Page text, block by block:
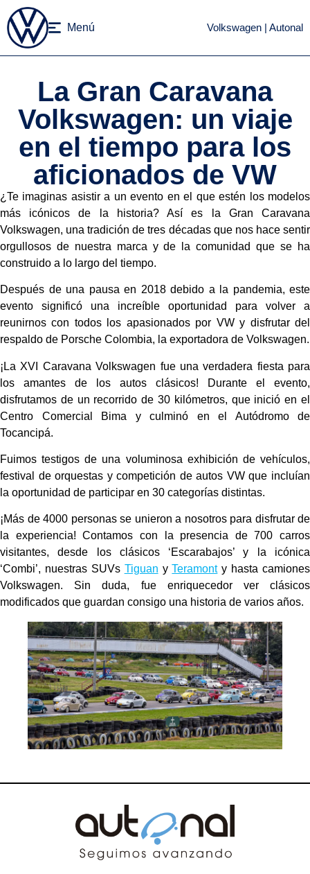
Menú Volkswagen | Autonal
Inicio
La Gran Caravana Volkswagen: un viaje en el tiempo para los
aficionados de VW
La Gran Caravana
Volkswagen: un viaje
en el tiempo para los
aficionados de VW
¿Te imaginas asistir a un evento en el que estén los modelos
más icónicos de la historia? Así es la Gran Caravana
Volkswagen, una tradición de tres décadas que nos hace sentir
orgullosos de nuestra marca y de la comunidad que se ha
construido a lo largo del tiempo.
Después de una pausa en 2018 debido a la pandemia, este
evento significó una increíble oportunidad para volver a
reunirnos con todos los apasionados por VW y disfrutar del
respaldo de Porsche Colombia, la exportadora de Volkswagen.
¡La XVI Caravana Volkswagen fue una verdadera fiesta para
los amantes de los autos clásicos! Durante el evento,
disfrutamos de un recorrido de 30 kilómetros, que inició en el
Centro Comercial Bima y culminó en el Autódromo de
Tocancipá.
Fuimos testigos de una voluminosa exhibición de vehículos,
festival de orquestas y competición de autos VW que incluían
la oportunidad de participar en 30 categorías distintas.
¡Más de 4000 personas se unieron a nosotros para disfrutar de
la experiencia! Contamos con la presencia de 700 carros
visitantes, desde los clásicos ‘Escarabajos’ y la icónica
‘Combi’, nuestras SUVs Tiguan yTeramonty hasta camiones
Volkswagen. Sin duda, fue enriquecedor ver clásicos
modificados que guardan consigo una historia de varios años.